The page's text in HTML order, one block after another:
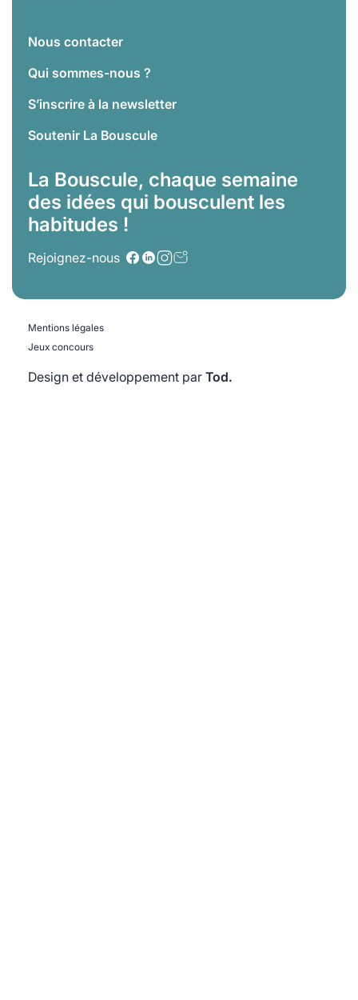
Nous contacter
Qui sommes-nous ?
S’inscrire à la newsletter
Soutenir La Bouscule
La Bouscule, chaque semaine
des idées qui bousculent les
habitudes !
Rejoignez-nous
Mentions légales
Jeux concours
Design et développement par Tod.